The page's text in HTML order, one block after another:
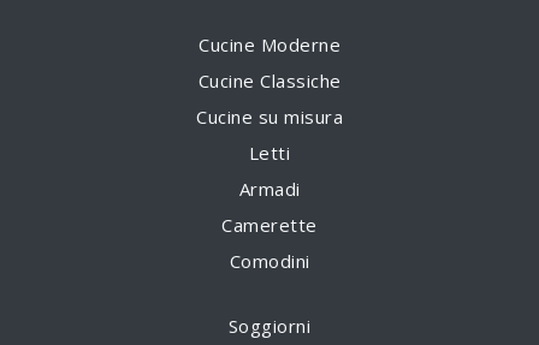
Cucine Moderne
Cucine Classiche
Cucine su misura
Letti
Armadi
Camerette
Comodini
Soggiorni